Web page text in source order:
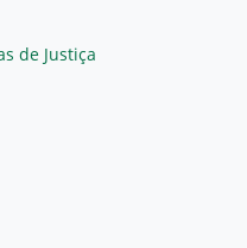
de Justiça